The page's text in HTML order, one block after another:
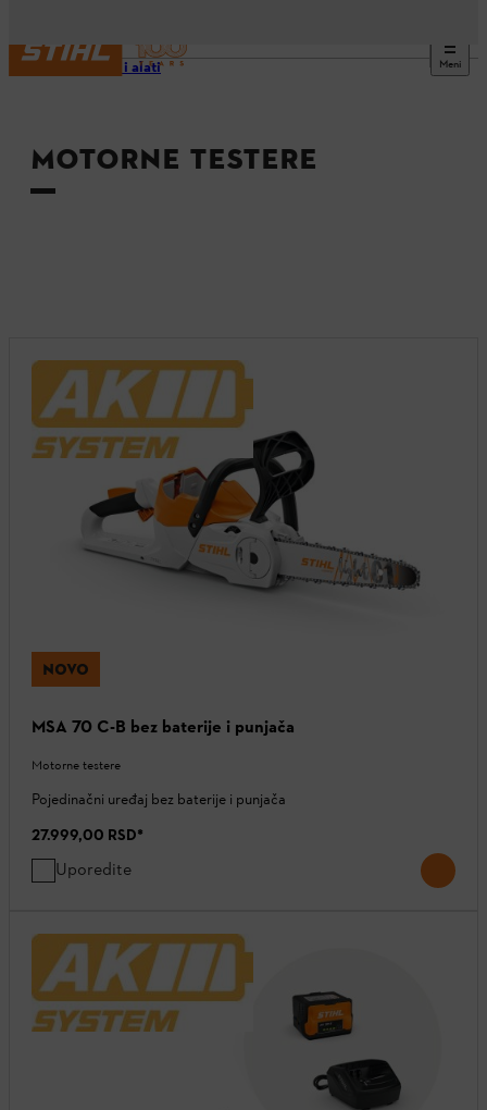
Meni
Uređaji i alati
MOTORNE TESTERE
NOVO
MSA 70 C-B bez baterije i punjača
Motorne testere
Pojedinačni uređaj bez baterije i punjača
27.999,00 RSD*
Uporedite